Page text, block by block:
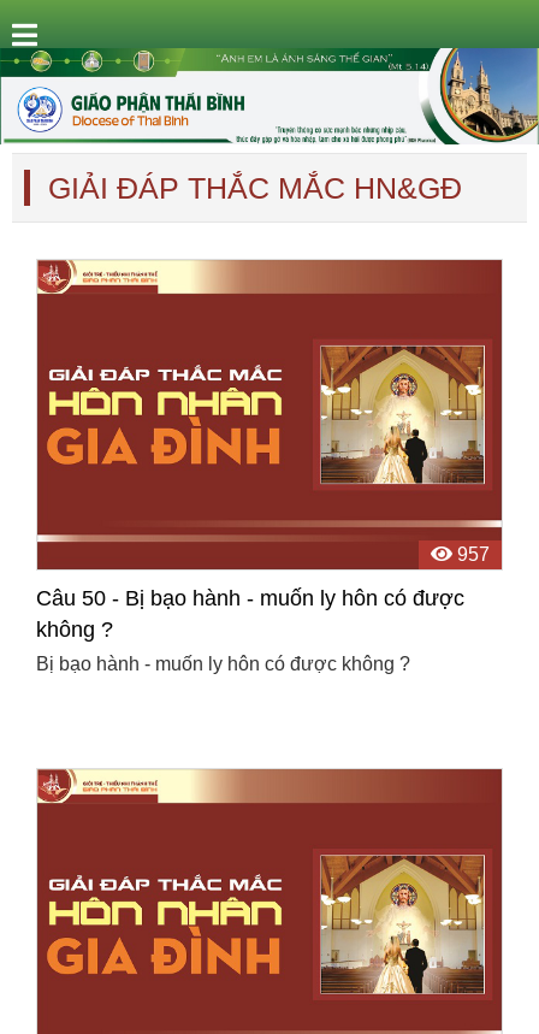
GIẢI ĐÁP THẮC MẮC HN&GĐ
957
Câu 50 - Bị bạo hành - muốn ly hôn có được
không ?
Bị bạo hành - muốn ly hôn có được không ?